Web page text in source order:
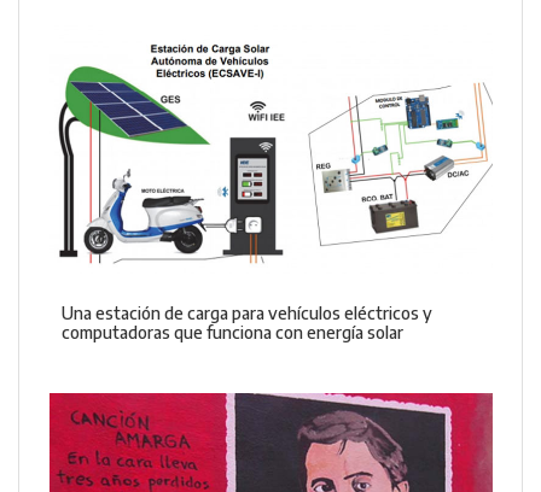
Una estación de carga para vehículos eléctricos y
computadoras que funciona con energía solar